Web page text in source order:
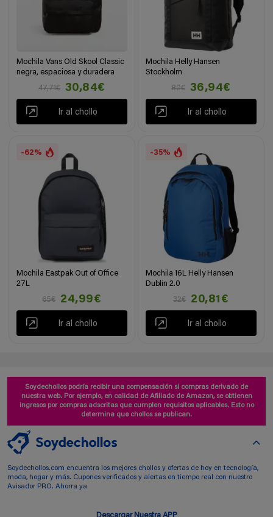
Mochila Vans Old Skool Classic
negra, espaciosa y duradera
47,71€
30,84€
Ir al chollo
Mochila Helly Hansen
Stockholm
80€
36,94€
Ir al chollo
-62%
Mochila Eastpak Out of Office
27L
65€
24,99€
Ir al chollo
-35%
Mochila 16L Helly Hansen
Dublin 2.0
32€
20,81€
Ir al chollo
Soydechollos podría recibir una compensación si compras derivado de
nuestra web. Por ejemplo, en calidad de Afiliado de Amazon, se obtienen
ingresos por compras adscritas que cumplen requisitos aplicables. Esto no
determina que chollos se publican.
Soydechollos.com encuentra los mejores chollos y ofertas de hoy en tecnología,
moda, hogar y más. Cupones verificados y alertas en tiempo real con nuestro
Avisador PRO. Ahorra ya